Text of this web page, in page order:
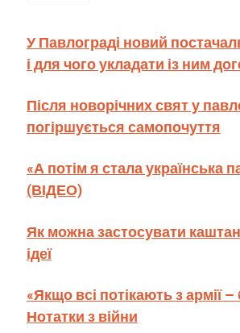
У Павлограді новий
і для чого укладати із ним
Після новорічних свят у
погіршується самопочуття
«А потім я стала українська
(ВІДЕО)
Як можна застосувати
ідеї
«Якщо всі потікають з армії –
Нотатки з війни